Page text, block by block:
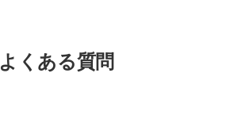
よくある質問